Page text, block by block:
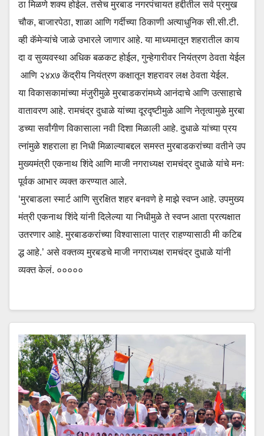
ठा मिळणे शक्य होईल. तसेच मुरबाड नगरपंचायत हद्दीतील सर्व प्रमुख
चौक, बाजारपेठा, शाळा आणि गर्दीच्या ठिकाणी अत्याधुनिक सी.सी.टी.
व्ही कॅमेऱ्यांचे जाळे उभारले जाणार आहे. या माध्यमातून शहरातील काय
दा व सुव्यवस्था अधिक बळकट होईल, गुन्हेगारीवर नियंत्रण ठेवता येईल
आणि २४x७ केंद्रीय नियंत्रण कक्षातून शहरावर लक्ष ठेवता येईल.
या विकासकामांच्या मंजुरीमुळे मुरबाडकरांमध्ये आनंदाचे आणि उत्साहाचे
वातावरण आहे. रामचंद्र दुधाळे यांच्या दूरदृष्टीमुळे आणि नेतृत्वामुळे मुरबा
डच्या सर्वांगीण विकासाला नवी दिशा मिळाली आहे. दुधाळे यांच्या प्रय
त्नांमुळे शहराला हा निधी मिळाल्याबद्दल समस्त मुरबाडकरांच्या वतीने उप
मुख्यमंत्री एकनाथ शिंदे आणि माजी नगराध्यक्ष रामचंद्र दुधाळे यांचे मनः
पूर्वक आभार व्यक्त करण्यात आले.
‘मुरबाडला स्मार्ट आणि सुरक्षित शहर बनवणे हे माझे स्वप्न आहे. उपमुख्य
मंत्री एकनाथ शिंदे यांनी दिलेल्या या निधीमुळे ते स्वप्न आता प्रत्यक्षात
उतरणार आहे. मुरबाडकरांच्या विश्वासाला पात्र राहण्यासाठी मी कटिब
द्ध आहे.’ असे वक्तव्य मुरबडचे माजी नगराध्यक्ष रामचंद्र दुधाळे यांनी
व्यक्त केलं. ०००००